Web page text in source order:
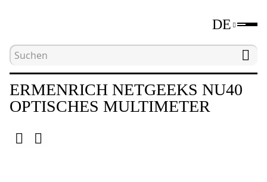
DE
Hauptseite Werkzeuge zum Testen
ERMENRICH NETGEEKS NU40
OPTISCHES MULTIMETER